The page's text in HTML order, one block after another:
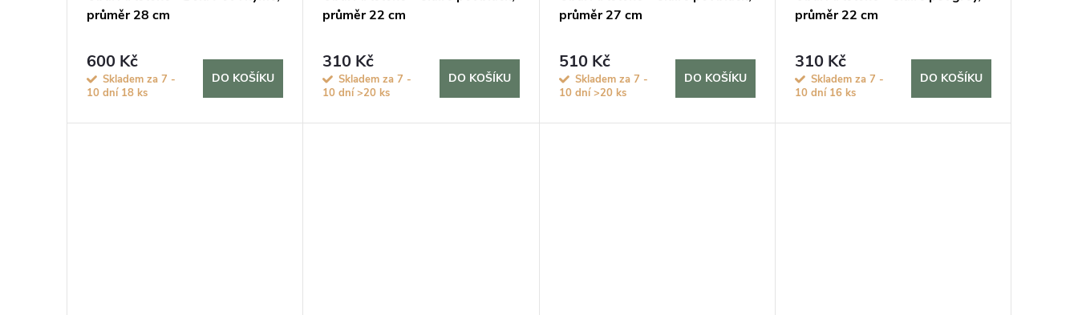
průměr 28 cm
600 Kč
Skladem za 7 -
10 dní 18 ks
DO KOŠÍKU
průměr 22 cm
310 Kč
Skladem za 7 -
10 dní>20 ks
DO KOŠÍKU
průměr 27 cm
510 Kč
Skladem za 7 -
10 dní>20 ks
DO KOŠÍKU
průměr 22 cm
310 Kč
Skladem za 7 -
10 dní 16 ks
DO KOŠÍKU